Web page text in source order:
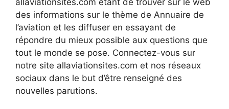
allaviationsites.com étant de trouver sur le web
des informations sur le thème de Annuaire de
l’aviation et les diffuser en essayant de
répondre du mieux possible aux questions que
tout le monde se pose. Connectez-vous sur
notre site allaviationsites.com et nos réseaux
sociaux dans le but d’être renseigné des
nouvelles parutions.